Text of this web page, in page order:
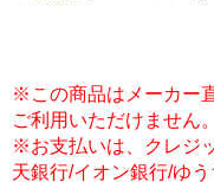
※この商品はメーカー
ご利用いただけません。
※お支払いは、クレジ
天銀行/イオン銀行/ゆ